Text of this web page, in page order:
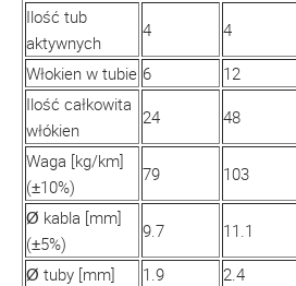
Ilość tub
aktywnych
4 4
Włokien w tubie 6 12
Ilość całkowita
włókien
24 48
Waga [kg/km]
(±10%)
79 103
Ø kabla [mm]
(±5%)
9.7 11.1
Ø tuby [mm]
1.9 2.4